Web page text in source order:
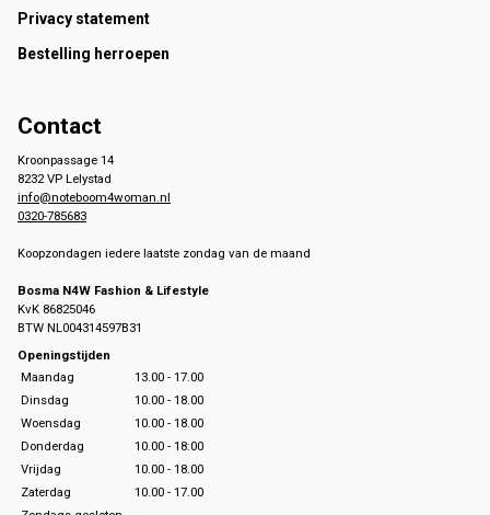
Privacy statement
Bestelling herroepen
Contact
Kroonpassage 14
8232 VP Lelystad
info@noteboom4woman.nl
0320-785683
Koopzondagen iedere laatste zondag van de maand
Bosma N4W Fashion & Lifestyle
KvK 86825046
BTW NL004314597B31
Openingstijden
Maandag
13.00 - 17.00
Dinsdag
10.00 - 18.00
Woensdag
10.00 - 18.00
Donderdag
10.00 - 18:00
Vrijdag
10.00 - 18.00
Zaterdag
10.00 - 17.00